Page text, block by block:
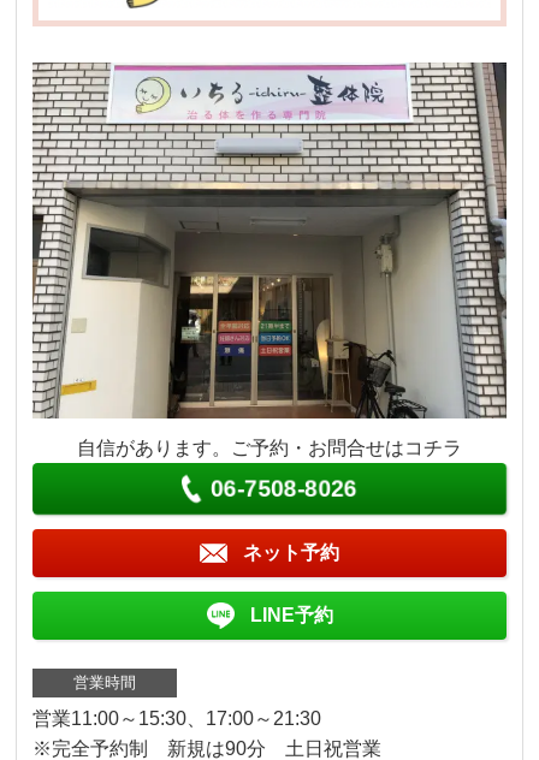
自信があります。ご予約・お問合せはコチラ
06-7508-8026
ネット予約
LINE予約
営業時間
営業11:00～15:30、17:00～21:30
※完全予約制 新規は90分 土日祝営業